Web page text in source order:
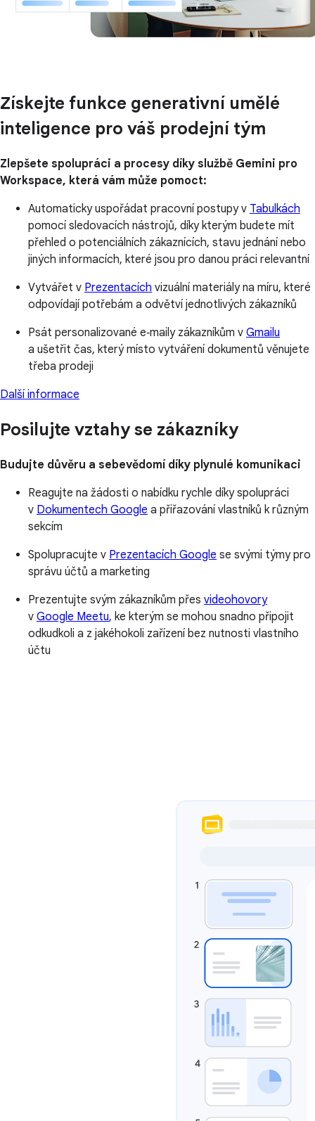
Získejte funkce generativní umělé
inteligence pro váš prodejní tým
Zlepšete spolupráci a procesy díky službě Gemini pro
Workspace, která vám může pomoct:
Automaticky uspořádat pracovní postupy v Tabulkách
pomocí sledovacích nástrojů, díky kterým budete mít
přehled o potenciálních zákaznících, stavu jednání nebo
jiných informacích, které jsou pro danou práci relevantní
Vytvářet v Prezentacích vizuální materiály na míru, které
odpovídají potřebám a odvětví jednotlivých zákazníků
Psát personalizované e‑maily zákazníkům v Gmailu
a ušetřit čas, který místo vytváření dokumentů věnujete
třeba prodeji
Další informace
Posilujte vztahy se zákazníky
Budujte důvěru a sebevědomí díky plynulé komunikaci
Reagujte na žádosti o nabídku rychle díky spolupráci
v Dokumentech Google a přiřazování vlastníků k různým
sekcím
Spolupracujte v Prezentacích Google se svými týmy pro
správu účtů a marketing
Prezentujte svým zákazníkům přes videohovory
v Google Meetu, ke kterým se mohou snadno připojit
odkudkoli a z jakéhokoli zařízení bez nutnosti vlastního
účtu